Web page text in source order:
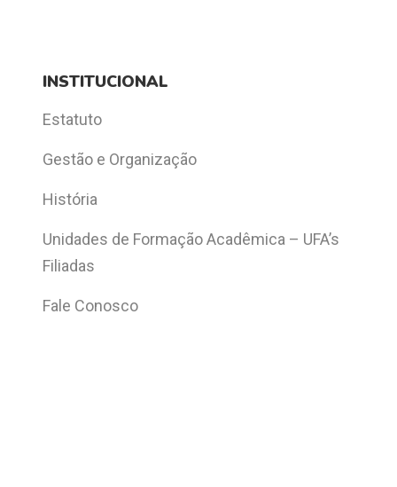
INSTITUCIONAL
Estatuto
Gestão e Organização
História
Unidades de Formação Acadêmica – UFA’s
Filiadas
Fale Conosco